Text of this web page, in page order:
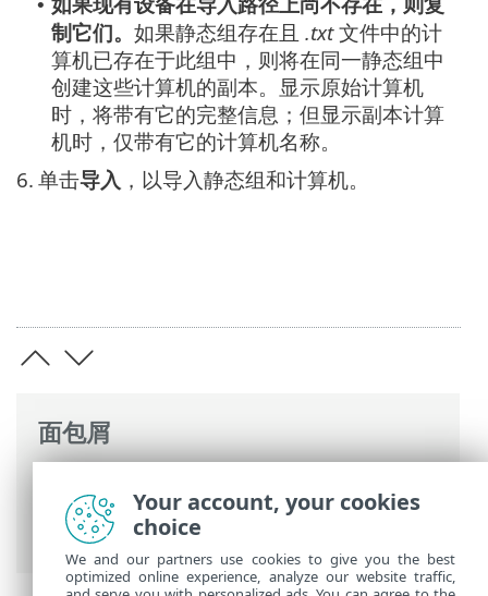
面包屑
ESET PROTECT>ESET PROTECT 主菜单>
计算机> 组>静态组
•
制它们。 如果静态组存在且 .txt文件中的计
算机已存在于此组中，则将在同一静态组中
创建这些计算机的副本。显示原始计算机
时，将带有它的完整信息；但显示副本计算
机时，仅带有它的计算机名称。
6. 单击导入 ，以导入静态组和计算机。
Your account, your cookies
choice
We and our partners use cookies to give you the best
optimized online experience, analyze our website traffic,